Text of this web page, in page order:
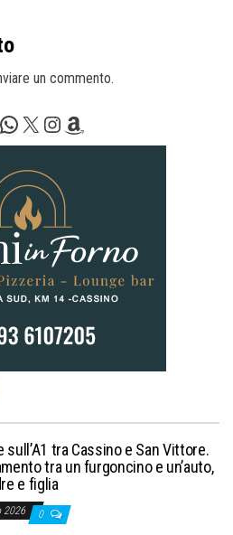
un commento.
WhatsApp
X Instagram
Amazon
sull’A1 tra Cassino e San Vittore.
tra un furgoncino e un’auto,
e figlia
2026 0